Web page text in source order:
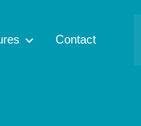
chevron_right Contact